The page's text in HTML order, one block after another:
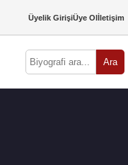
Üyelik GirişiÜye Olİletişim
Ara